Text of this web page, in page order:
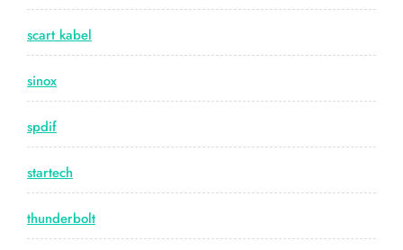
scart kabel
sinox
spdif
startech
thunderbolt